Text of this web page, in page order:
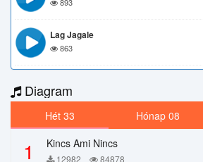
Lag Jagale
863
Diagram
Hét 33 Hónap 08
1 Kincs Ami Nincs
12982 84878